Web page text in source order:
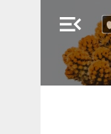
menu_open